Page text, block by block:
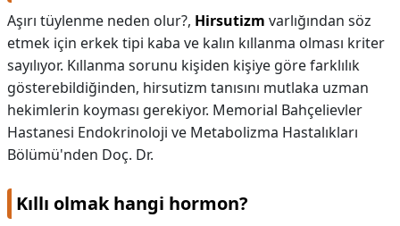
Aşırı tüylenme neden olur?, Hirsutizm varlığından söz
etmek için erkek tipi kaba ve kalın kıllanma olması kriter
sayılıyor. Kıllanma sorunu kişiden kişiye göre farklılık
gösterebildiğinden, hirsutizm tanısını mutlaka uzman
hekimlerin koyması gerekiyor. Memorial Bahçelievler
Hastanesi Endokrinoloji ve Metabolizma Hastalıkları
Bölümü'nden Doç. Dr.
Kıllı olmak hangi hormon?